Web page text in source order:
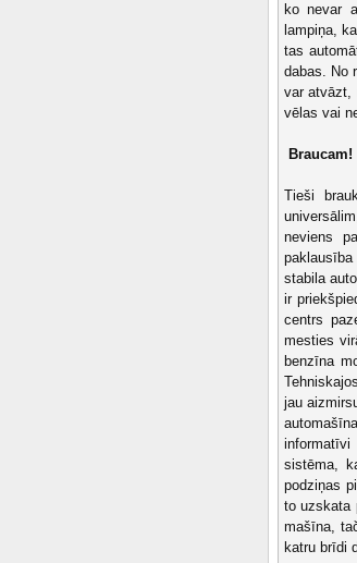
ko nevar
lampiņa,
tas
dabas. No
var atvāzt,
vēlas vai
Braucam!
Tieši
neviens
stabila
ir
centrs
mesties
benzīna
jau
sistēma,
podziņas
to uzskata
mašīna,
katru brīdi